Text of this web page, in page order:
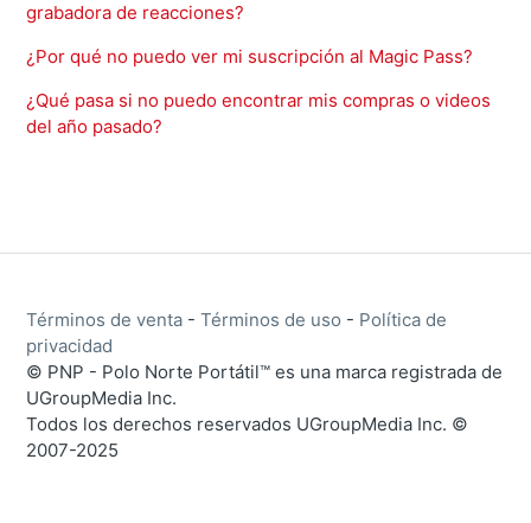
grabadora de reacciones?
¿Por qué no puedo ver mi suscripción al Magic Pass?
¿Qué pasa si no puedo encontrar mis compras o videos
del año pasado?
Términos de venta -Términos de uso - Política de
privacidad
© PNP - Polo Norte Portátil™ es una marca registrada de
UGroupMedia Inc.
Todos los derechos reservados UGroupMedia Inc. ©
2007-2025